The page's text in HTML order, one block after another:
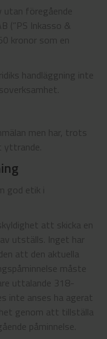
utan föregående
(”PS Inkasso &
kronor som en
handläggning inte
men har, trots
yttrande.
god etik i
att skicka en
utställs. Inget har
att den aktuella
måste
uttalande 318-
inte anses ha agerat
genom att tillställa
påminnelse.